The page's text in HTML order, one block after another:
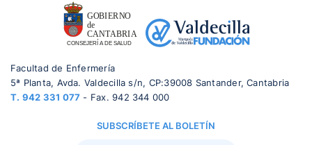
Facultad de Enfermería
5ª Planta, Avda. Valdecilla s/n, CP:39008 Santander, Cantabria
T. 942 331 077 - Fax. 942 344 000
SUBSCRÍBETE AL BOLETÍN